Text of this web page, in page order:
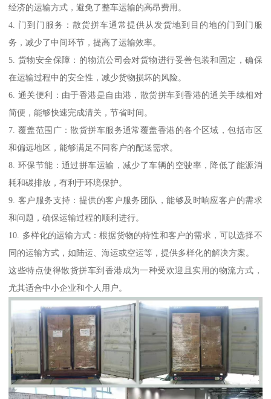
经济的运输方式，避免了整车运输的高昂费用。
4. 门到门服务：散货拼车通常提供从发货地到目的地的门到门服
务，减少了中间环节，提高了运输效率。
5. 货物安全保障：的物流公司会对货物进行妥善包装和固定，确保
在运输过程中的安全性，减少货物损坏的风险。
6. 通关便利：由于香港是自由港，散货拼车到香港的通关手续相对
简便，能够快速完成清关，节省时间。
7. 覆盖范围广：散货拼车服务通常覆盖香港的各个区域，包括市区
和偏远地区，能够满足不同客户的配送需求。
8. 环保节能：通过拼车运输，减少了车辆的空驶率，降低了能源消
耗和碳排放，有利于环境保护。
9. 客户服务支持：提供的客户服务团队，能够及时响应客户的需求
和问题，确保运输过程的顺利进行。
10. 多样化的运输方式：根据货物的特性和客户的需求，可以选择不
同的运输方式，如陆运、海运或空运等，提供多样化的解决方案。
这些特点使得散货拼车到香港成为一种受欢迎且实用的物流方式，
尤其适合中小企业和个人用户。